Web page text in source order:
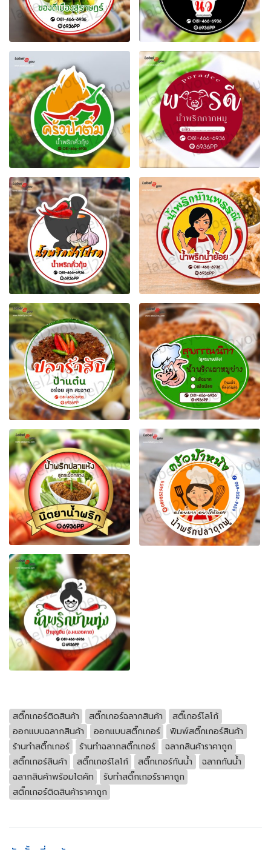
สติ๊กเกอร์ติดสินค้า สติ๊กเกอร์ฉลากสินค้า
สติ๊เกอร์โลโก้
ออกแบบฉลากสินค้า
ออกแบบสติ๊กเกอร์
พิมพ์สติ๊กเกอร์สินค้า
ร้านทำสติ๊กเกอร์
ร้านทำฉลากสติ๊กเกอร์
ฉลากสินค้าราคาถูก
สติ๊กเกอร์สินค้า
สติ๊กเกอร์โลโก้ สติ๊กเกอร์กันน้ํา
ฉลากกันน้ำ
ฉลากสินค้าพร้อมไดคัท
รับทำสติ๊กเกอร์ราคาถูก
สติ๊กเกอร์ติดสินค้าราคาถูก